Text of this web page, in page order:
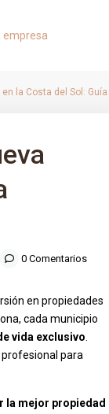
la Costa del Sol:
0 Comentarios
en propiedades
cada municipio
vida exclusivo
para
la mejor propiedad